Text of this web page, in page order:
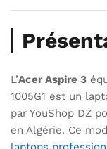
L’Acer Aspire 3
1005G1 est un
par YouShop DZ
en Algérie. Ce